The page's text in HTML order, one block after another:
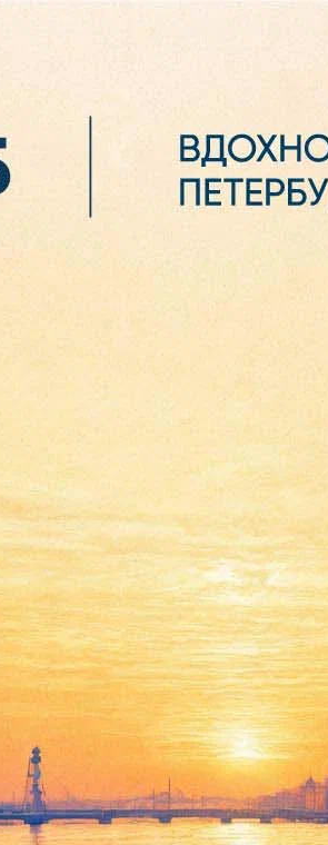
поступит в
ожидаемых новинок 2016 года по
выпуске современной литературы.
состоявшегося Писателя
встаёт на одну тропку, а мог бы
вернуться и пересказать, чем